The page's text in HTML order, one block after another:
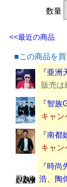
数量
<<最近の商品
■この商品を
『亜
販売は
『智
キャン
『南
キャン
『時
浩、陶